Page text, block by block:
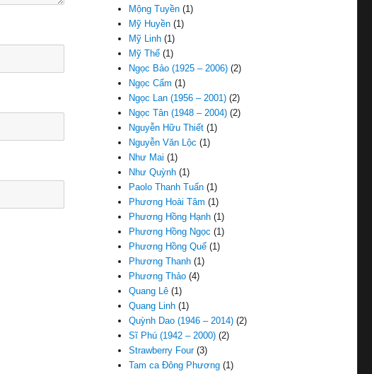
Mộng Tuyền (1)
Mỹ Huyền (1)
Mỹ Linh (1)
Mỹ Thể (1)
Ngọc Bảo (1925 – 2006) (2)
Ngọc Cẩm (1)
Ngọc Lan (1956 – 2001) (2)
Ngọc Tân (1948 – 2004) (2)
Nguyễn Hữu Thiết (1)
Nguyễn Văn Lộc (1)
Như Mai (1)
Như Quỳnh (1)
Paolo Thanh Tuấn (1)
Phương Hoài Tâm (1)
Phương Hồng Hạnh (1)
Phương Hồng Ngọc (1)
Phương Hồng Quế (1)
Phương Thanh (1)
Phương Thảo (4)
Quang Lê (1)
Quang Linh (1)
Quỳnh Dao (1946 – 2014) (2)
Sĩ Phú (1942 – 2000) (2)
Strawberry Four(3)
Tam ca Đông Phương (1)